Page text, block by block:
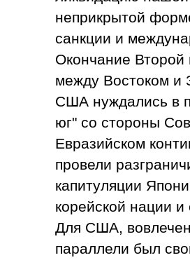
неприкрытой
санкции и
Окончание
между Востоком и
США нуждались в
юг" со стороны
Евразийском
провели
капитуляции
корейской нации
Для США,
параллели был